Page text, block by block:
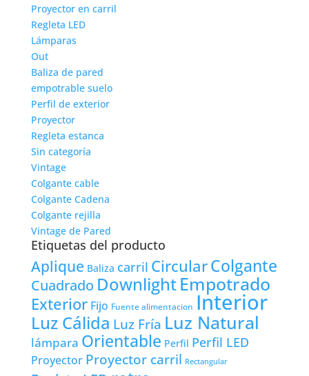
Proyector en carril
Regleta LED
Lámparas
Out
Baliza de pared
empotrable suelo
Perfil de exterior
Proyector
Regleta estanca
Sin categoría
Vintage
Colgante cable
Colgante Cadena
Colgante rejilla
Vintage de Pared
Etiquetas del producto
Aplique Baliza carril CircularColgante
Cuadrado DownlightEmpotrado
Exterior Fijo Fuente alimentacion Interior
Luz Cálida Luz Fría Luz Natural
lámpara Orientable Perfil Perfil LED
Proyector Proyector carril Rectangular